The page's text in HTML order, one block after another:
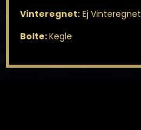
Vinteregnet:Ej Vinteregnet
Bolte:Kegle